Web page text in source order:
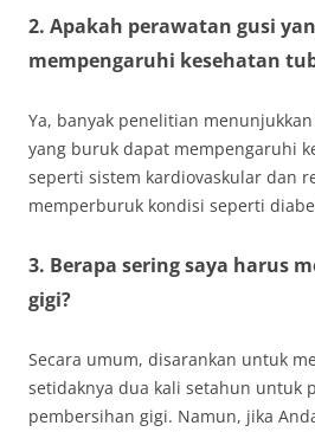
2. Apakah perawatan gusi
mempengaruhi kesehatan
Ya, banyak penelitian
yang buruk dapat mempengaruhi
seperti sistem kardiovaskular dan
memperburuk kondisi seperti
3. Berapa sering saya harus
gigi?
Secara umum, disarankan untuk
setidaknya dua kali setahun untuk
pembersihan gigi. Namun, jika